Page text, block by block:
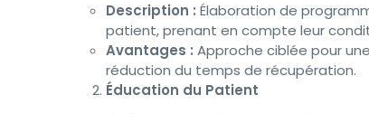
Description : Élaboration de
patient, prenant en compte leur
Avantages : Approche ciblée pour
réduction du temps de récupération.
Éducation du Patient